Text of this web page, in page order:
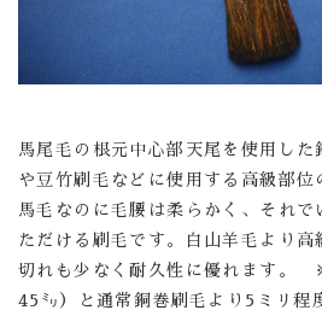
馬尾毛の根元中心部天尾を使用し
や豆竹刷毛などに使用する高級部位
馬毛なのに毛腰は柔らかく、それで
ただける刷毛です。白山羊毛より高
切れも少なく耐久性に優れます。
45㍉）と通常銅巻刷毛より5ミリ程